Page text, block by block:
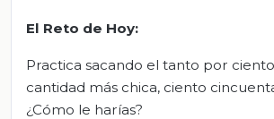
El Reto de Hoy:
Practica sacando el tanto por
cantidad más chica, ciento
¿Cómo le harías?